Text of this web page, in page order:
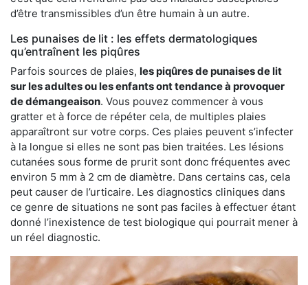
d’être transmissibles d’un être humain à un autre.
Les punaises de lit : les effets dermatologiques
qu’entraînent les piqûres
Parfois sources de plaies, les piqûres de punaises de lit
sur les adultes ou les enfants ont tendance à provoquer
de démangeaison. Vous pouvez commencer à vous
gratter et à force de répéter cela, de multiples plaies
apparaîtront sur votre corps. Ces plaies peuvent s’infecter
à la longue si elles ne sont pas bien traitées. Les lésions
cutanées sous forme de prurit sont donc fréquentes avec
environ 5 mm à 2 cm de diamètre. Dans certains cas, cela
peut causer de l’urticaire. Les diagnostics cliniques dans
ce genre de situations ne sont pas faciles à effectuer étant
donné l’inexistence de test biologique qui pourrait mener à
un réel diagnostic.